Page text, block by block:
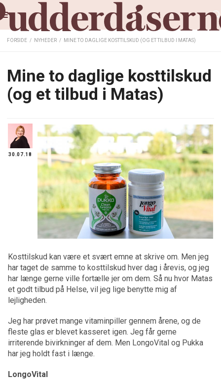
FORSIDE / NYHEDER / MINE TO DAGLIGE KOSTTILSKUD (OG ET TILBUD I MATAS)
Mine to daglige kosttilskud
(og et tilbud i Matas)
30.07.18
Kosttilskud kan være et svært emne at skrive om. Men jeg
har taget de samme to kosttilskud hver dag i årevis, og jeg
har længe gerne ville fortælle jer om dem. Så nu hvor Matas
et godt tilbud på Helse, vil jeg lige benytte mig af
lejligheden.
Jeg har prøvet mange vitaminpiller gennem årene, og de
fleste glas er blevet kasseret igen. Jeg får gerne
irriterende bivirkninger af dem. Men LongoVital og Pukka
har jeg holdt fast i længe.
LongoVital